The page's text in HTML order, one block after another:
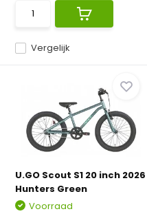
Vergelijk
U.GO Scout S1 20 inch 2026
Hunters Green
Voorraad